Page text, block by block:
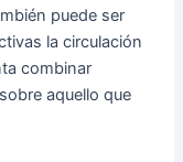
puede ser
la circulación
combinar
aquello que